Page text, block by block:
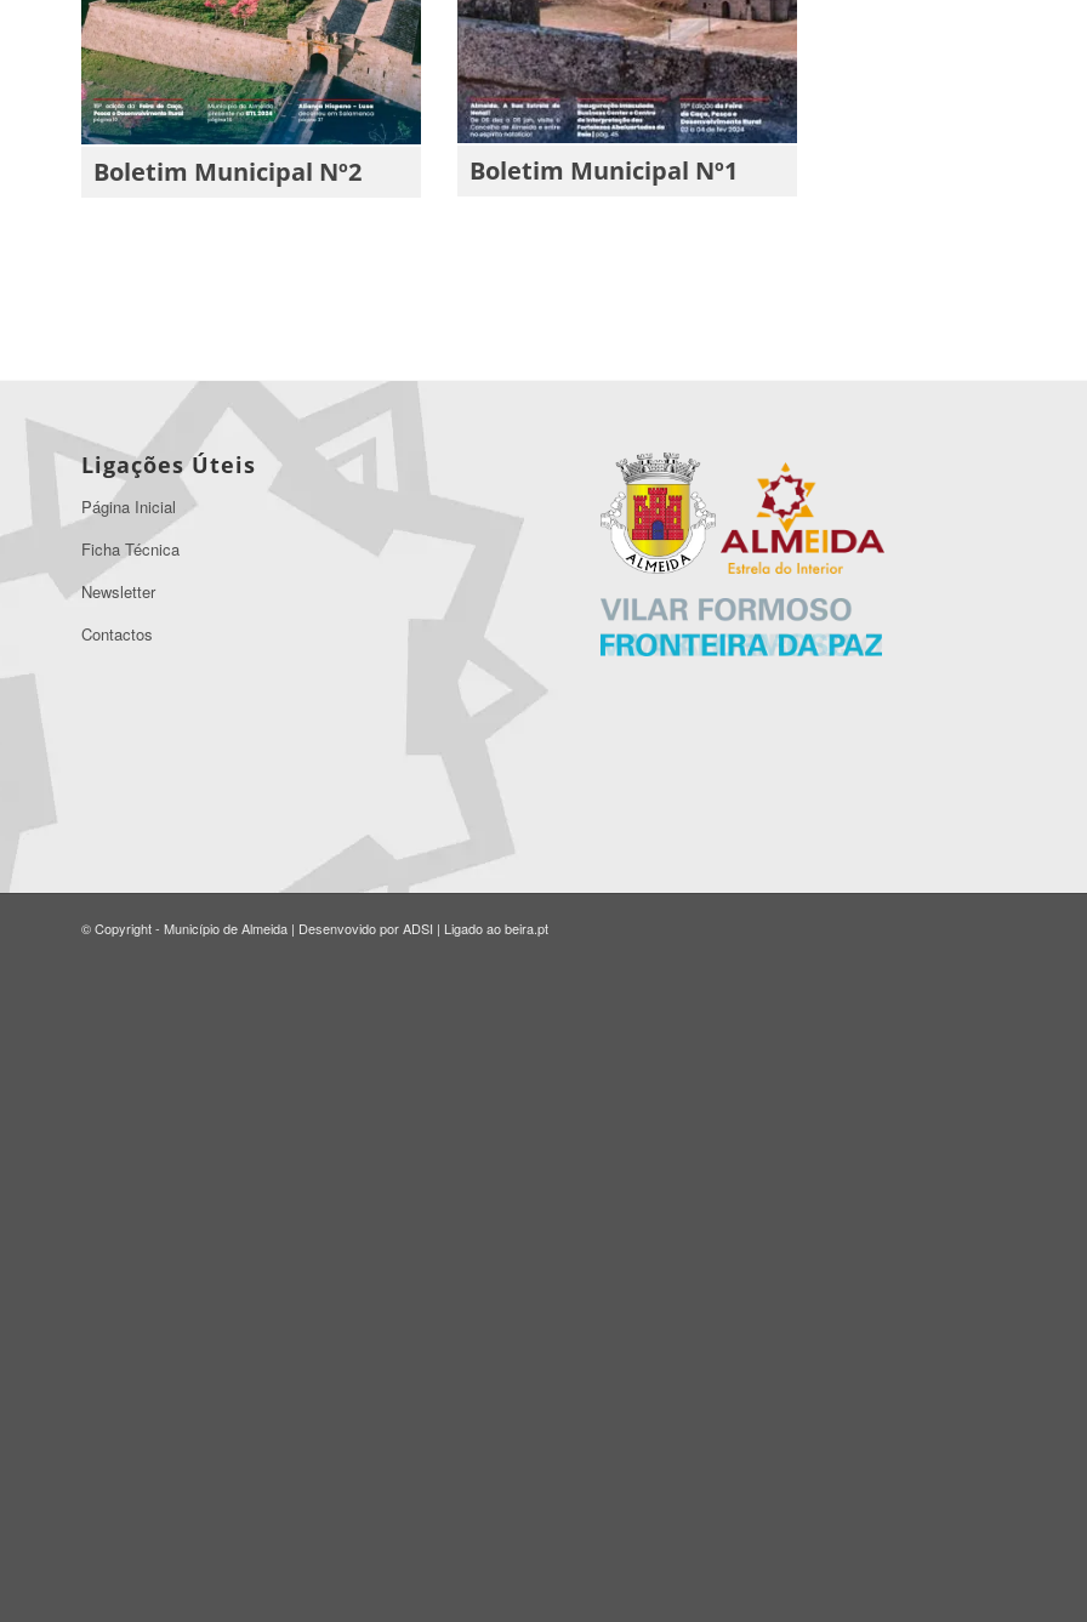
Boletim Municipal Nº2 Boletim Municipal Nº1
Ligações Úteis
Página Inicial
Ficha Técnica
Newsletter
Contactos
© Copyright - Município de Almeida | Desenvovido por ADSI | Ligado ao beira.pt